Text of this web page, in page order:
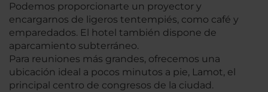
Podemos proporcionarte un proyector y
encargarnos de ligeros tentempiés, como café y
emparedados. El hotel también dispone de
aparcamiento subterráneo.
Para reuniones más grandes, ofrecemos una
ubicación ideal a pocos minutos a pie, Lamot, el
principal centro de congresos de la ciudad.